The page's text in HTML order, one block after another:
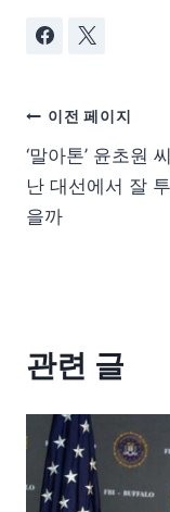
이전 페이지
‘말아톤’ 윤초원
난 대선에서 잘
을까
관련 글